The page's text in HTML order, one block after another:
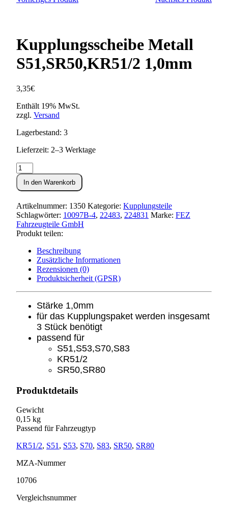
Kupplungsscheibe Metall
S51,SR50,KR51/2 1,0mm
3,35€
Enthält 19% MwSt.
zzgl. Versand
Lagerbestand: 3
Lieferzeit: 2–3 Werktage
Kupplungsscheibe
Metall
S51,SR50,KR51/2
1,0mm
Menge
In den Warenkorb
Artikelnummer: 1350 Kategorie: Kupplungsteile
Schlagwörter: 10097B-4, 22483, 224831 Marke: FEZ
Fahrzeugteile GmbH
Produkt teilen:
Beschreibung
Zusätzliche Informationen
Rezensionen (0)
Produktsicherheit (GPSR)
Stärke 1,0mm
für das Kupplungspaket werden insgesamt
3 Stück benötigt
passend für
S51,S53,S70,S83
KR51/2
SR50,SR80
Produktdetails
Gewicht
0,15 kg
Passend für Fahrzeugtyp
KR51/2, S51 , S53, S70, S83, SR50, SR80
MZA-Nummer
10706
Vergleichsnummer